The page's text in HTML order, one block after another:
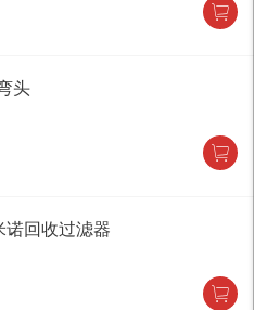
头
回收过滤器